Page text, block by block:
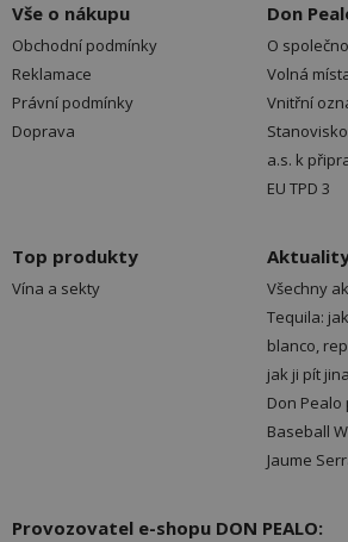
Vše o nákupu
Obchodní podmínky
Reklamace
Právní podmínky
Doprava
Don
O
Volná
Vnitřní
a.s. k
EU TPD 3
Top produkty
Vína a sekty
Všechny
Tequila:
blanco,
jak ji pít
Don
Baseball
Jaume
Provozovatel e-shopu DON PEALO: